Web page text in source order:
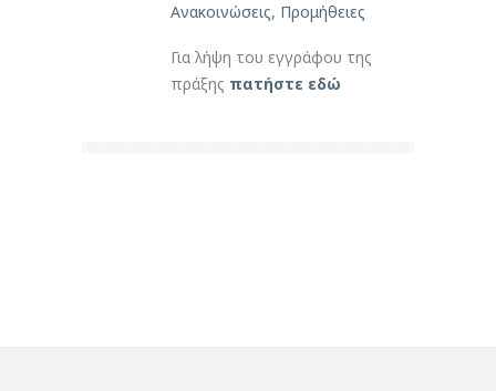
Ανακοινώσεις, Προμήθειες
Για λήψη του εγγράφου της
πράξης πατήστε εδώ